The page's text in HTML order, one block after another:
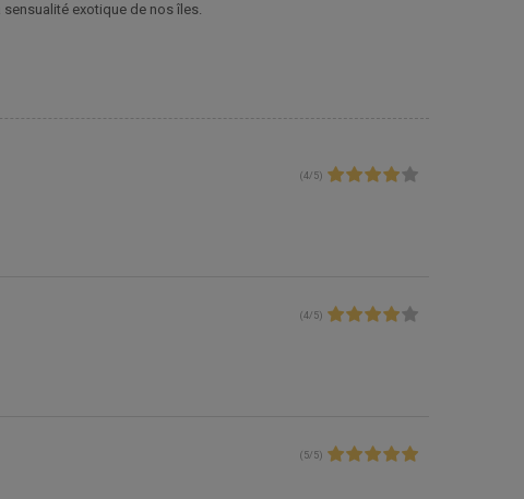
exotique de nos îles.
(4/ 5)
(4/ 5)
( 5/ 5)